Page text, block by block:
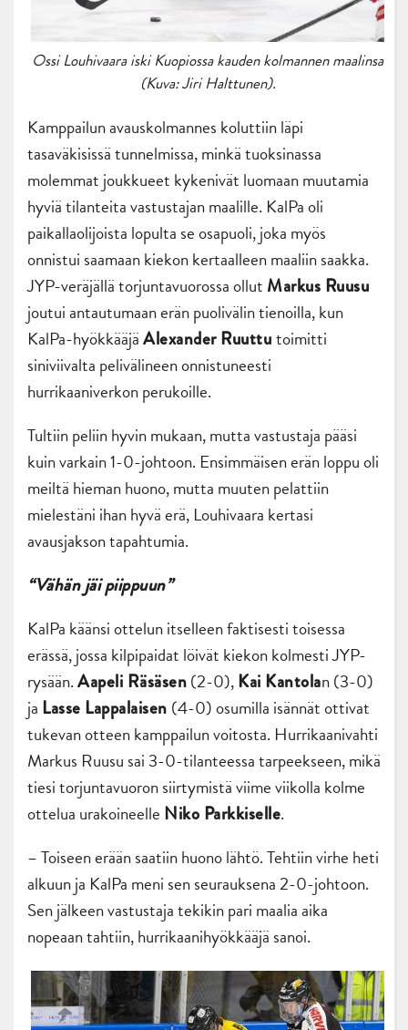
Ossi Louhivaara iski Kuopiossa kauden kolmannen maalinsa
(Kuva: Jiri Halttunen).
Kamppailun avauskolmannes koluttiin läpi
tasaväkisissä tunnelmissa, minkä tuoksinassa
molemmat joukkueet kykenivät luomaan muutamia
hyviä tilanteita vastustajan maalille. KalPa oli
paikallaolijoista lopulta se osapuoli, joka myös
onnistui saamaan kiekon kertaalleen maaliin saakka.
JYP-veräjällä torjuntavuorossa ollut Markus Ruusu
joutui antautumaan erän puolivälin tienoilla, kun
KalPa-hyökkääjäAlexander Ruuttutoimitti
siniviivalta pelivälineen onnistuneesti
hurrikaaniverkon perukoille.
Tultiin peliin hyvin mukaan, mutta vastustaja pääsi
kuin varkain 1-0-johtoon. Ensimmäisen erän loppu oli
meiltä hieman huono, mutta muuten pelattiin
mielestäni ihan hyvä erä, Louhivaara kertasi
avausjakson tapahtumia.
“Vähän jäi piippuun”
KalPa käänsi ottelun itselleen faktisesti toisessa
erässä, jossa kilpipaidat löivät kiekon kolmesti JYP-
rysään.Aapeli Räsäsen(2-0),Kai Kantolan (3-0)
ja Lasse Lappalaisen (4-0) osumilla isännät ottivat
tukevan otteen kamppailun voitosta. Hurrikaanivahti
Markus Ruusu sai 3-0-tilanteessa tarpeekseen, mikä
tiesi torjuntavuoron siirtymistä viime viikolla kolme
ottelua urakoineelle Niko Parkkiselle.
– Toiseen erään saatiin huono lähtö. Tehtiin virhe heti
alkuun ja KalPa meni sen seurauksena 2-0-johtoon.
Sen jälkeen vastustaja tekikin pari maalia aika
nopeaan tahtiin, hurrikaanihyökkääjä sanoi.